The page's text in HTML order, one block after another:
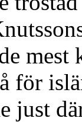
för
just